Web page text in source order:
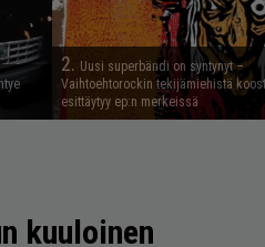
2. Uusi superbändi on syntynyt –
Vaihtoehtorockin tekijämiehistä
esittäytyy ep:n merkeissä
kuuloinen